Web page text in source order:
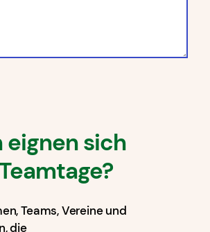
eignen sich
Teams, Vereine und
die